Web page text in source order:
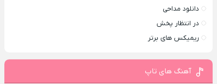
دانلود مداحی
در انتظار پخش
ریمیکس های برتر
آهنگ های تاپ